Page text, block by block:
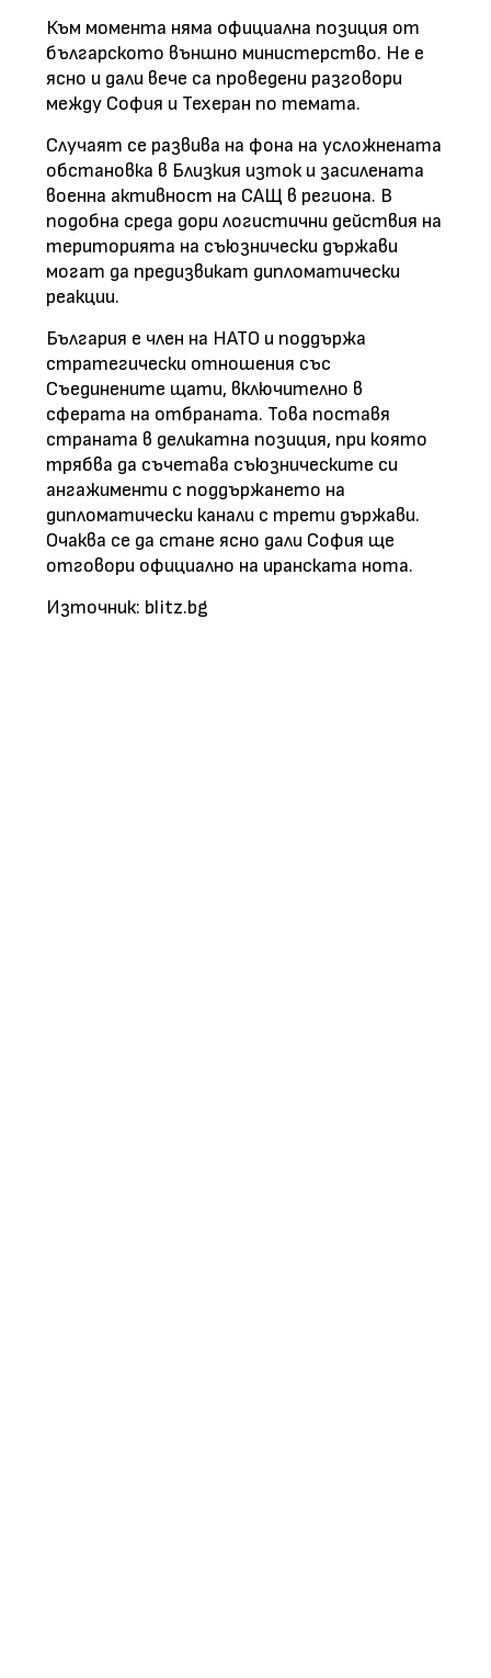
Към момента няма официална позиция от
българското външно министерство. Не е
ясно и дали вече са проведени разговори
между София и Техеран по темата.
Случаят се развива на фона на усложнената
обстановка в Близкия изток и засилената
военна активност на САЩ в региона. В
подобна среда дори логистични действия на
територията на съюзнически държави
могат да предизвикат дипломатически
реакции.
България е член на НАТО и поддържа
стратегически отношения със
Съединените щати, включително в
сферата на отбраната. Това поставя
страната в деликатна позиция, при която
трябва да съчетава съюзническите си
ангажименти с поддържането на
дипломатически канали с трети държави.
Очаква се да стане ясно дали София ще
отговори официално на иранската нота.
Източник: blitz.bg